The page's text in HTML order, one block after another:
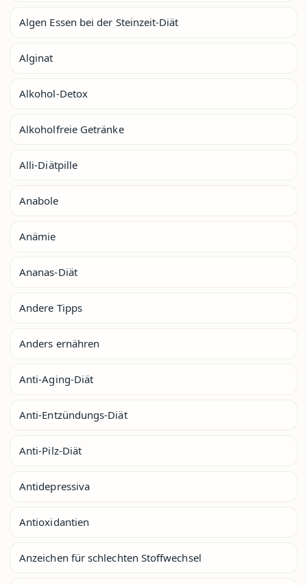
Algen Essen bei der Steinzeit-Diät
Alginat
Alkohol-Detox
Alkoholfreie Getränke
Alli-Diätpille
Anabole
Anämie
Ananas-Diät
Andere Tipps
Anders ernähren
Anti-Aging-Diät
Anti-Entzündungs-Diät
Anti-Pilz-Diät
Antidepressiva
Antioxidantien
Anzeichen für schlechten Stoffwechsel